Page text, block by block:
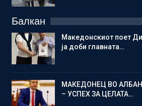
Балкан
Македонскиот поет
ја доби главната…
МАКЕДОНЕЦ ВО
– УСПЕХ ЗА ЦЕЛАТА…